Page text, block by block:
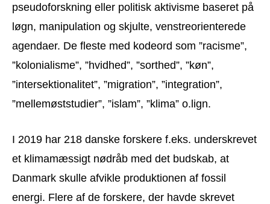
pseudoforskning eller politisk aktivisme baseret på
løgn, manipulation og skjulte, venstreorienterede
agendaer. De fleste med kodeord som ”racisme”,
”kolonialisme”, ”hvidhed”, ”sorthed”, ”køn”,
”intersektionalitet”, ”migration”, ”integration”,
”mellemøststudier”, ”islam”, ”klima” o.lign.
I 2019 har 218 danske forskere f.eks. underskrevet
et klimamæssigt nødråb med det budskab, at
Danmark skulle afvikle produktionen af fossil
energi. Flere af de forskere, der havde skrevet